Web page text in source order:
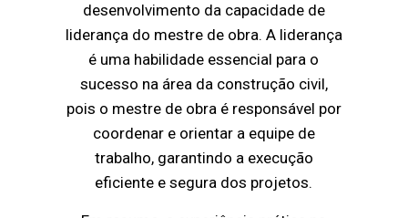
desenvolvimento da capacidade de
liderança do mestre de obra. A liderança
é uma habilidade essencial para o
sucesso na área da construção civil,
pois o mestre de obra é responsável por
coordenar e orientar a equipe de
trabalho, garantindo a execução
eficiente e segura dos projetos.